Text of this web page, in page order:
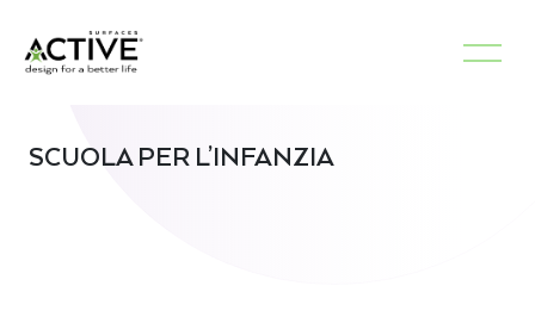
SCUOLA PER L’INFANZIA